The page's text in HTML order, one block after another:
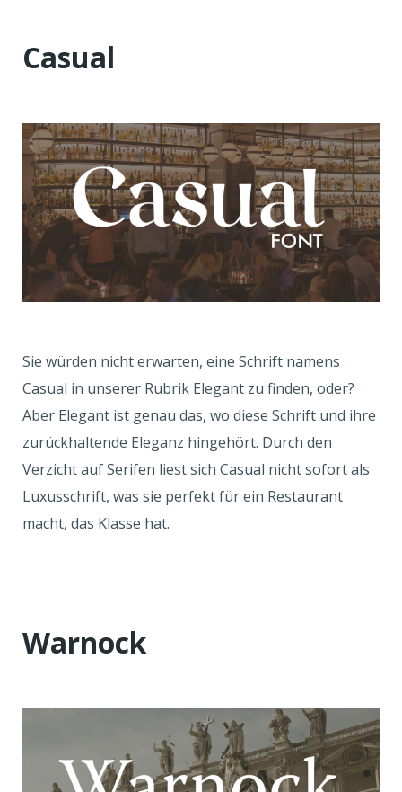
Casual
Sie würden nicht erwarten, eine Schrift namens
Casual in unserer Rubrik Elegant zu finden, oder?
Aber Elegant ist genau das, wo diese Schrift und ihre
zurückhaltende Eleganz hingehört. Durch den
Verzicht auf Serifen liest sich Casual nicht sofort als
Luxusschrift, was sie perfekt für ein Restaurant
macht, das Klasse hat.
Warnock